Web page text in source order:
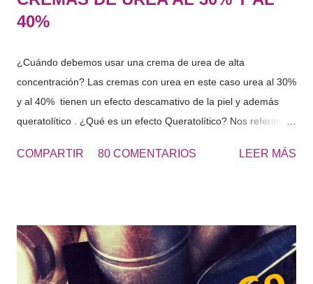
40%
¿Cuándo debemos usar una crema de urea de alta
concentración? Las cremas con urea en este caso urea al 30%
y al 40% tienen un efecto descamativo de la piel y además
queratolítico . ¿Qué es un efecto Queratolítico? Nos referimos
forma eliminamos las células muertas o la piel seca que se
tacto es una piel dura. “El roce de los zapatos, favorece la
aparición de durezas, como consecuencia aparece dolor en
los pies, aplícate la UREA 30 para eliminar estas durezas“ El
COMPARTIR 80 COMENTARIOS LEER MÁS